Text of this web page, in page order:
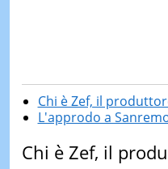
Chi è Zef, il
L'approdo a
Chi è Zef, il